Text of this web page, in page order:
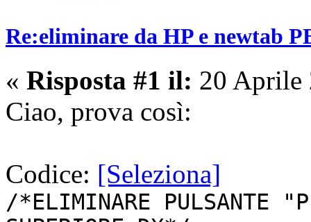
Re:eliminare da HP e newtab
« Risposta #1 il: 20 Aprile
Ciao, prova così:
Codice: [Seleziona]
/*ELIMINARE PULSANTE